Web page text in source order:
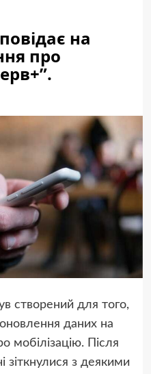
на
про
створений для того,
даних на
мобілізацію. Після
зіткнулися з деякими